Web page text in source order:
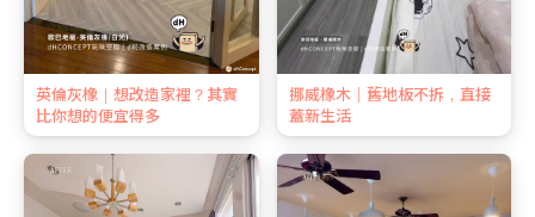
英倫灰橡｜想改造家裡？其實
比你想的便宜得多
挪威橡木｜舊地板不拆，直接
蓋新生活